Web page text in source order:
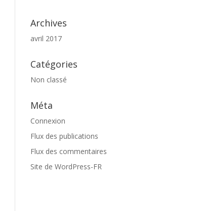
Archives
avril 2017
Catégories
Non classé
Méta
Connexion
Flux des publications
Flux des commentaires
Site de WordPress-FR